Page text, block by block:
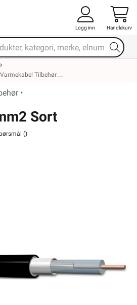
Logg inn Handlekurv
Varmekabel Tilbehør
•
Sort
()